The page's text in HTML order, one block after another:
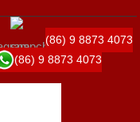
(86) 9 8873 4073
(86) 9 8873 4073